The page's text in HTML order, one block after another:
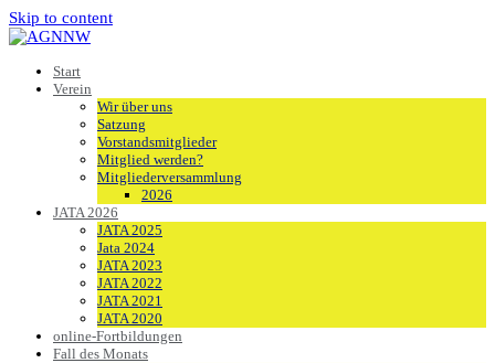
Skip to content
Start
Verein
Wir über uns
Satzung
Vorstandsmitglieder
Mitglied werden?
Mitgliederversammlung
2026
JATA 2026
JATA 2025
Jata 2024
JATA 2023
JATA 2022
JATA 2021
JATA 2020
online-Fortbildungen
Fall des Monats